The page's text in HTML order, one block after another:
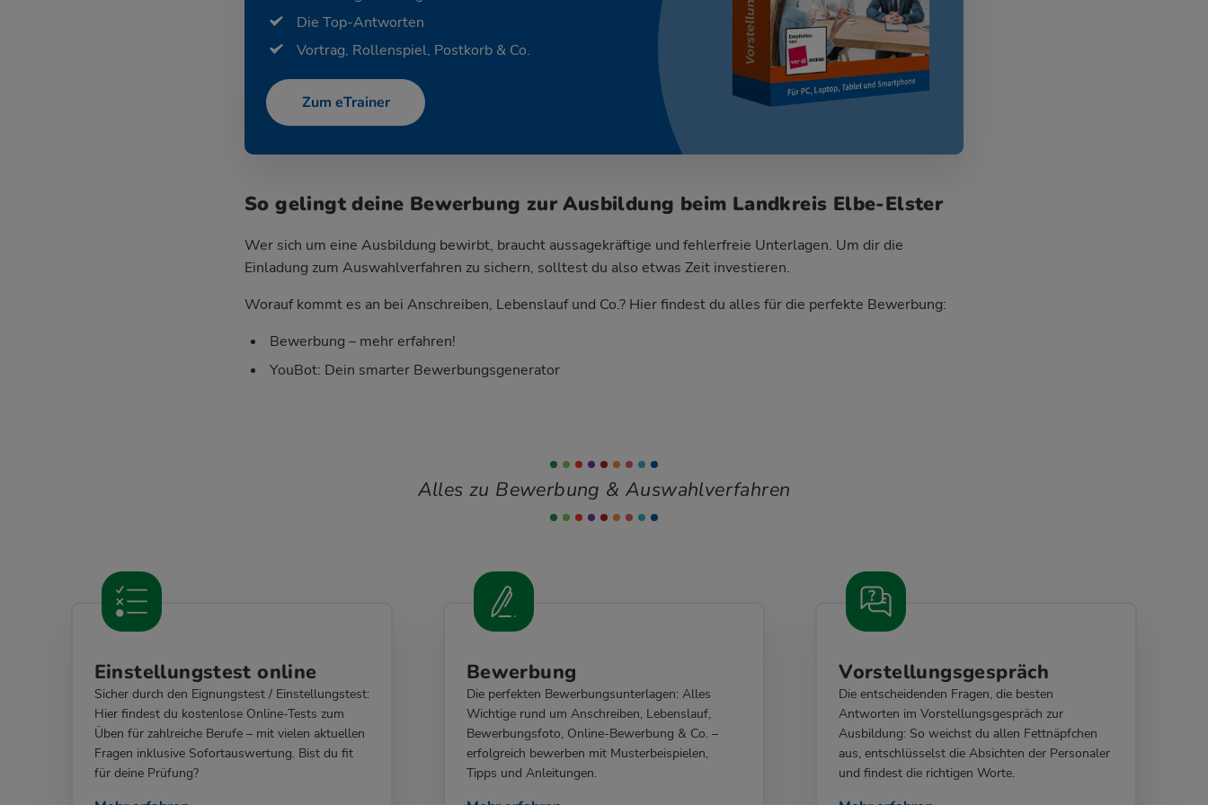
Die Top-Antworten
Vortrag, Rollenspiel, Postkorb & Co.
Zum eTrainer
So gelingt deine Bewerbung zur Ausbildung beim Landkreis Elbe-Elster
Wer sich um eine Ausbildung bewirbt, braucht aussagekräftige und fehlerfreie Unterlagen. Um dir die
Einladung zum Auswahlverfahren zu sichern, solltest du also etwas Zeit investieren.
Worauf kommt es an bei Anschreiben, Lebenslauf und Co.? Hier findest du alles für die perfekte Bewerbung:
Bewerbung – mehr erfahren!
YouBot: Dein smarter Bewerbungsgenerator
Alles zu Bewerbung & Auswahlverfahren
Einstellungstest online
Sicher durch den Eignungstest / Einstellungstest:
Hier findest du kostenlose Online-Tests zum
Üben für zahlreiche Berufe – mit vielen aktuellen
Fragen inklusive Sofortauswertung. Bist du fit
für deine Prüfung?
Bewerbung
Die perfekten Bewerbungsunterlagen: Alles
Wichtige rund um Anschreiben, Lebenslauf,
Bewerbungsfoto, Online-Bewerbung & Co. –
erfolgreich bewerben mit Musterbeispielen,
Tipps und Anleitungen.
Vorstellungsgespräch
Die entscheidenden Fragen, die besten
Antworten im Vorstellungsgespräch zur
Ausbildung: So weichst du allen Fettnäpfchen
aus, entschlüsselst die Absichten der Personaler
und findest die richtigen Worte.